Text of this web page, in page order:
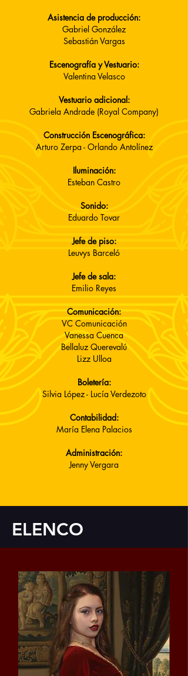
Asistencia de producción:
Gabriel González
Sebastián Vargas
Escenografía y Vestuario:
Valentina Velasco
Vestuario adicional:
Gabriela Andrade (Royal Company)
Construcción Escenográfica:
Arturo Zerpa - Orlando Antolínez
Iluminación:
Esteban Castro
Sonido:
Eduardo Tovar
Jefe de piso:
Leuvys Barceló
Jefe de sala:
Emilio Reyes
Comunicación:
VC Comunicación
Vanessa Cuenca
Bellaluz Querevalú
Lizz Ulloa
Boletería:
Silvia López - Lucía Verdezoto
Contabilidad:
María Elena Palacios
Administración:
Jenny Vergara
ELENCO